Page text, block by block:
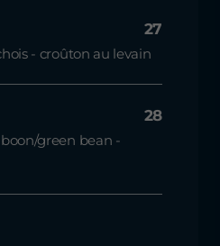
27
- croûton au levain
28
green bean -